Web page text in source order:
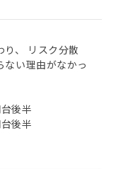
、 リスク分散
い理由がなかっ
後半
後半